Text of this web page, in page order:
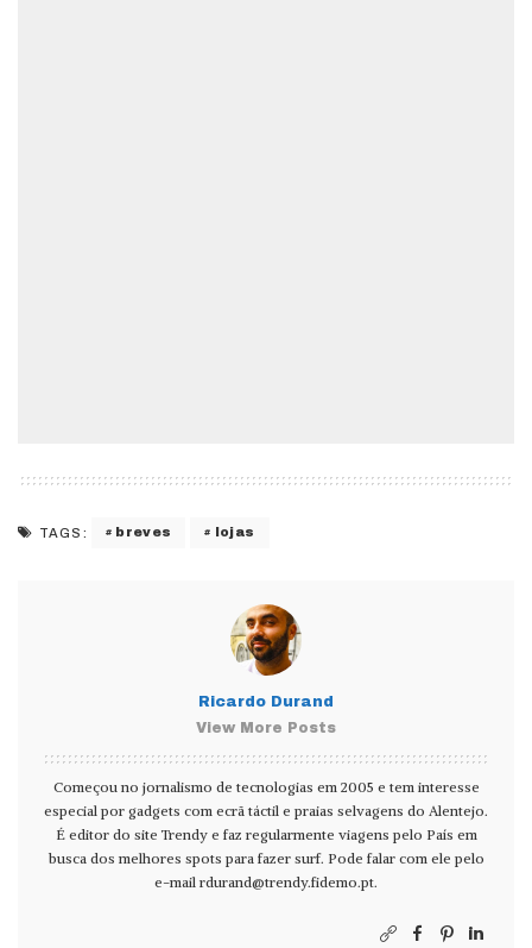
TAGS: breves lojas
Ricardo Durand
View More Posts
Começou no jornalismo de tecnologias em 2005 e tem interesse
especial por gadgets com ecrã táctil e praias selvagens do Alentejo.
É editor do site Trendy e faz regularmente viagens pelo País em
busca dos melhores spots para fazer surf. Pode falar com ele pelo
e-mail rdurand@trendy.fidemo.pt.